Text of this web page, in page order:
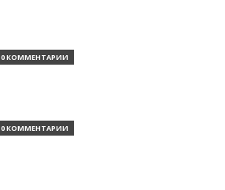
0 КОММЕНТАРИИ
0 КОММЕНТАРИИ